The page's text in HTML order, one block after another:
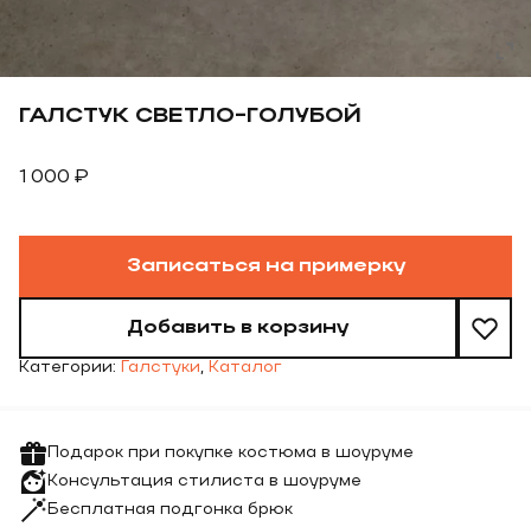
ГАЛСТУК СВЕТЛО-ГОЛУБОЙ
1 000 ₽
Записаться на примерку
Добавить в корзину
Категории: Галстуки, Каталог
Подарок при покупке костюма в шоуруме
Консультация стилиста в шоуруме
Бесплатная подгонка брюк